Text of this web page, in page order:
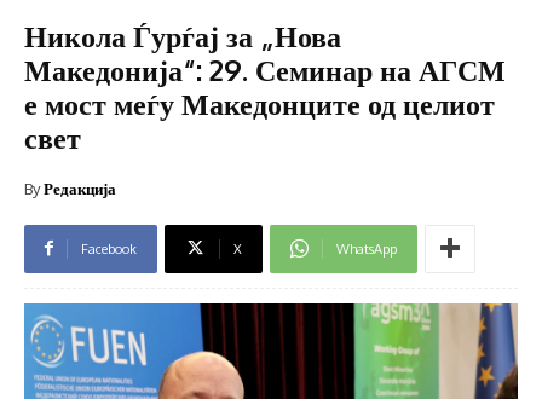
Никола Ѓурѓај за „Нова
Македонија“: 29. Семинар на АГСМ
е мост меѓу Македонците од целиот
свет
ByРедакција
Facebook X WhatsApp